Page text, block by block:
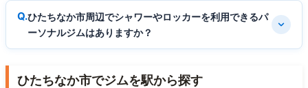
ひたちなか市周辺でシャワーやロッカーを利用できるパ
ーソナルジムはありますか？
ひたちなか市でジムを駅から探す